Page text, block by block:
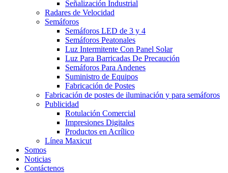
Señalización Industrial
Radares de Velocidad
Semáforos
Semáforos LED de 3 y 4
Semáforos Peatonales
Luz Intermitente Con Panel Solar
Luz Para Barricadas De Precaución
Semáforos Para Andenes
Suministro de Equipos
Fabricación de Postes
Fabricación de postes de iluminación y para semáforos
Publicidad
Rotulación Comercial
Impresiones Digitales
Productos en Acrílico
Línea Maxicut
Somos
Noticias
Contáctenos